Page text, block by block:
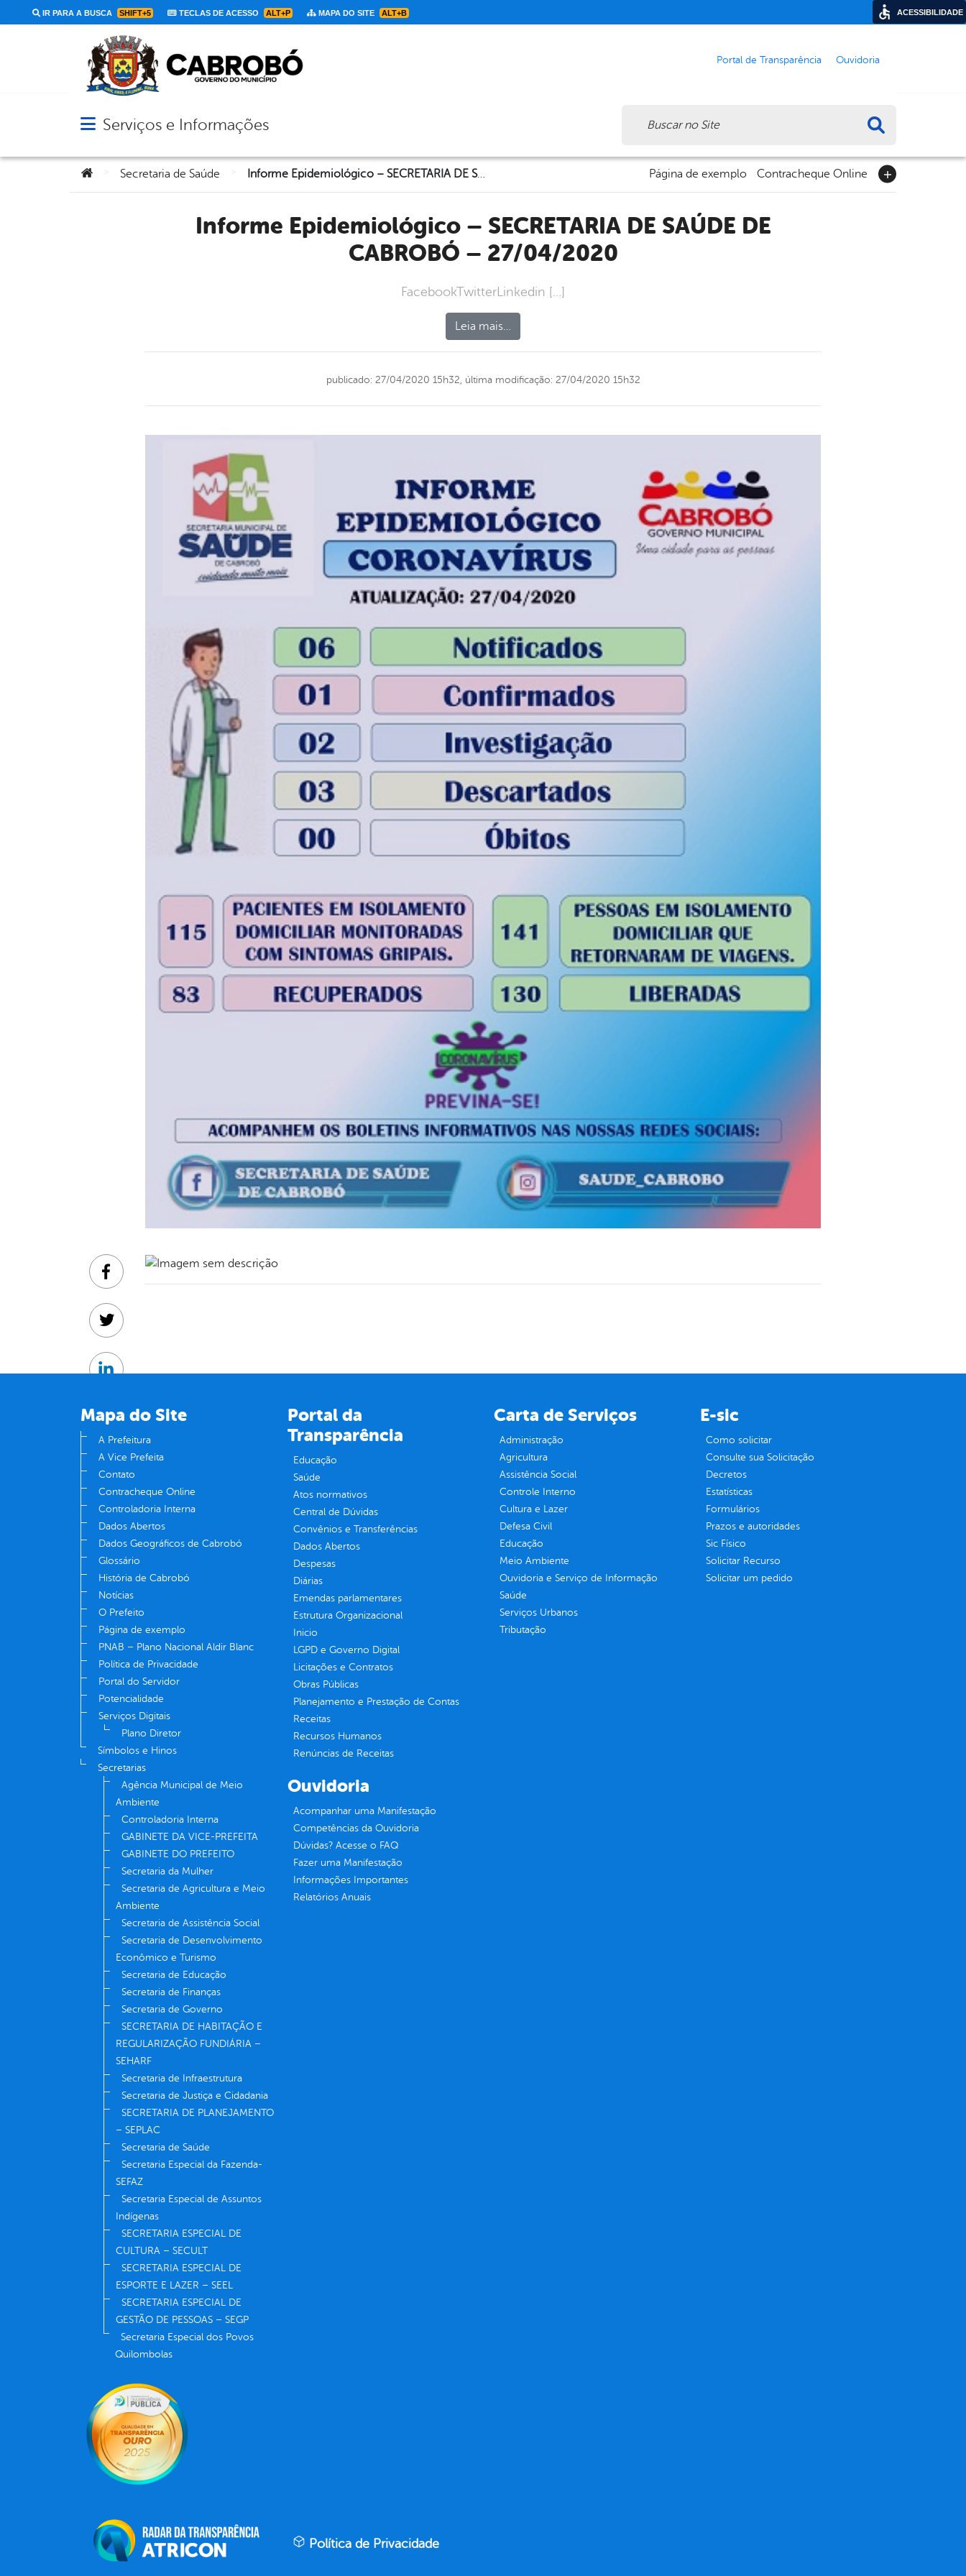
IR PARA A BUSCA SHIFT+5 TECLAS DE ACESSO ALT+P MAPA DO SITE ALT+B
Portal de Transparência Ouvidoria
Abrir menu principal de navegação
Serviços e Informações
Você está aqui:Secretaria de Saúde Informe Epidemiológico – SECRETARIA DE SAÚDE DE CABROBÓ – 27/04/2020 Página de exemplo Contracheque Online
Informe Epidemiológico – SECRETARIA DE SAÚDE DE
CABROBÓ – 27/04/2020
FacebookTwitterLinkedin […]
Leia mais…
publicado: 27/04/2020 15h32, última modificação: 27/04/2020 15h32
Facebook
Twitter
Linkedin
Mapa do Site
A Prefeitura
A Vice Prefeita
Contato
Contracheque Online
Controladoria Interna
Dados Abertos
Dados Geográficos de Cabrobó
Glossário
História de Cabrobó
Notícias
O Prefeito
Página de exemplo
PNAB – Plano Nacional Aldir Blanc
Política de Privacidade
Portal do Servidor
Potencialidade
Serviços Digitais
Plano Diretor
Símbolos e Hinos
Secretarias
Agência Municipal de Meio
Ambiente
Controladoria Interna
GABINETE DA VICE-PREFEITA
GABINETE DO PREFEITO
Secretaria da Mulher
Secretaria de Agricultura e Meio
Ambiente
Secretaria de Assistência Social
Secretaria de Desenvolvimento
Econômico e Turismo
Secretaria de Educação
Secretaria de Finanças
Secretaria de Governo
SECRETARIA DE HABITAÇÃO E
REGULARIZAÇÃO FUNDIÁRIA –
SEHARF
Secretaria de Infraestrutura
Secretaria de Justiça e Cidadania
SECRETARIA DE PLANEJAMENTO
– SEPLAC
Secretaria de Saúde
Secretaria Especial da Fazenda-
SEFAZ
Secretaria Especial de Assuntos
Indígenas
SECRETARIA ESPECIAL DE
CULTURA – SECULT
SECRETARIA ESPECIAL DE
ESPORTE E LAZER – SEEL
SECRETARIA ESPECIAL DE
GESTÃO DE PESSOAS – SEGP
Secretaria Especial dos Povos
Quilombolas
Portal da
Transparência
Educação
Saúde
Atos normativos
Central de Dúvidas
Convênios e Transferências
Dados Abertos
Despesas
Diárias
Emendas parlamentares
Estrutura Organizacional
Inicio
LGPD e Governo Digital
Licitações e Contratos
Obras Públicas
Planejamento e Prestação de Contas
Receitas
Recursos Humanos
Renúncias de Receitas
Carta de Serviços
Administração
Agricultura
Assistência Social
Controle Interno
Cultura e Lazer
Defesa Civil
Educação
Meio Ambiente
Ouvidoria e Serviço de Informação
Saúde
Serviços Urbanos
Tributação
E-sic
Como solicitar
Consulte sua Solicitação
Decretos
Estatísticas
Formulários
Prazos e autoridades
Sic Físico
Solicitar Recurso
Solicitar um pedido
Ouvidoria
Acompanhar uma Manifestação
Competências da Ouvidoria
Dúvidas? Acesse o FAQ
Fazer uma Manifestação
Informações Importantes
Relatórios Anuais
Política de Privacidade
ACESSIBILIDADE